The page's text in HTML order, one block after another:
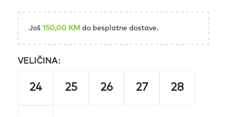
Još 150,00 KM do besplatne dostave.
VELIČINA
24 25 26 27 28